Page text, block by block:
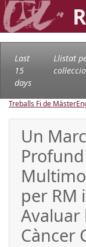
Last
15
days
Llistat
Treballs Fi de Màster
Un
per RM
Avaluar
Càncer